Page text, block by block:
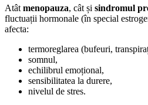
Atât menopauza, cât și sindromul
fluctuații hormonale (în special
afecta:
termoreglarea (bufeuri,
somnul,
echilibrul emoțional,
sensibilitatea la durere,
nivelul de stres.